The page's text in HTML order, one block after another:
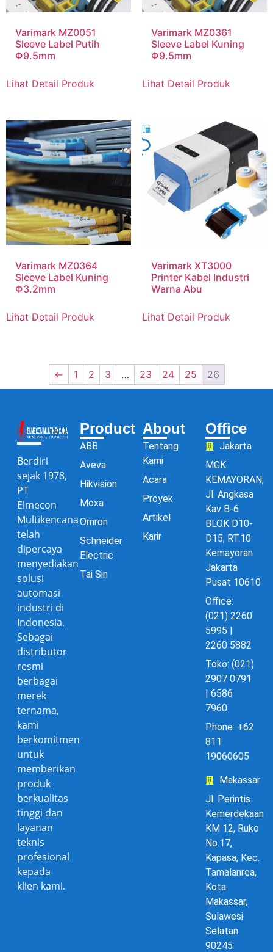
Varimark MZ0051
Sleeve Label Putih
Φ9.5mm
Lihat Detail Produk
Varimark MZ0361
Sleeve Label Kuning
Φ9.5mm
Lihat Detail Produk
Varimark MZ0364
Sleeve Label Kuning
Φ3.2mm
Lihat Detail Produk
Varimark XT3000
Printer Kabel Industri
Warna Abu
Lihat Detail Produk
← 1 2 3 … 23 24 25 26
Berdiri
sejak 1978,
PT
Elmecon
Multikencana
telah
dipercaya
menyediakan
solusi
automasi
industri di
Indonesia.
Sebagai
distributor
resmi
berbagai
merek
ternama,
kami
berkomitmen
untuk
memberikan
produk
berkualitas
tinggi dan
layanan
teknis
profesional
kepada
klien kami.
Product
ABB
Aveva
Hikvision
Moxa
Omron
Schneider
Electric
Tai Sin
About
Tentang
Kami
Acara
Proyek
Artikel
Karir
Office
Jakarta
MGK
KEMAYORAN,
Jl. Angkasa
Kav B-6
BLOK D10-
D15, RT.10
Kemayoran
Jakarta
Pusat 10610
Office:
(021) 2260
5995 |
2260 5882
Toko: (021)
2907 0791
| 6586
7960
Phone: +62
811
19060605
Makassar
Jl. Perintis
Kemerdekaan
KM 12, Ruko
No.17,
Kapasa, Kec.
Tamalanrea,
Kota
Makassar,
Sulawesi
Selatan
90245